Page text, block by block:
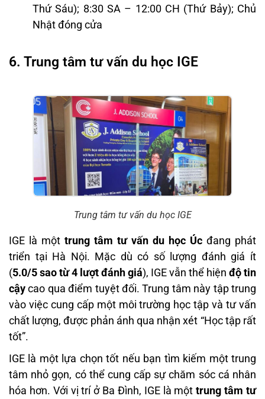
Thứ Sáu); 8:30 SA – 12:00 CH (Thứ Bảy); Chủ
Nhật đóng cửa
6. Trung tâm tư vấn du học IGE
Trung tâm tư vấn du học IGE
IGE là một trung tâm tư vấn du học Úc đang phát
triển tại Hà Nội. Mặc dù có số lượng đánh giá ít
(5.0/5 sao từ 4 lượt đánh giá), IGE vẫn thể hiện độ tin
cậycao qua điểm tuyệt đối. Trung tâm này tập trung
vào việc cung cấp một môi trường học tập và tư vấn
chất lượng, được phản ánh qua nhận xét “Học tập rất
tốt”.
IGE là một lựa chọn tốt nếu bạn tìm kiếm một trung
tâm nhỏ gọn, có thể cung cấp sự chăm sóc cá nhân
hóa hơn. Với vị trí ở Ba Đình, IGE là mộttrung tâm tư